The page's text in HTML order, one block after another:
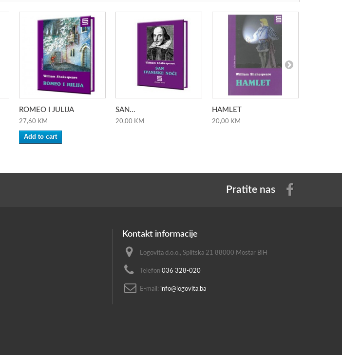
ROMEO I JULIJA
27,60 KM
Add to cart
SAN...
20,00 KM
HAMLET
20,00 KM
Pratite nas
Kontakt informacije
Logovita d.o.o., Splitska 21 88000 Mostar BiH
Telefon 036 328-020
E-mail: info@logovita.ba